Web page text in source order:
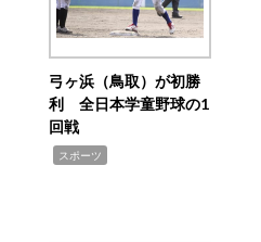
弓ヶ浜（鳥取）が初勝
利 全日本学童野球の1
回戦
スポーツ